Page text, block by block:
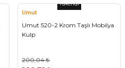
Tükendi
Umut
Umut 520-2 Krom Taşlı Mobilya
Kulp
200,04 ₺